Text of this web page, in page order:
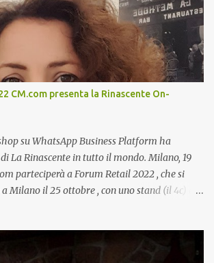
CM.com presenta la Rinascente On-
su WhatsApp Business Platform ha
La Rinascente in tutto il mondo. Milano, 19
parteciperà a Forum Retail 2022 , che si
Milano il 25 ottobre , con uno stand (il 4c) e
”. Il primo appuntamento è per le ore